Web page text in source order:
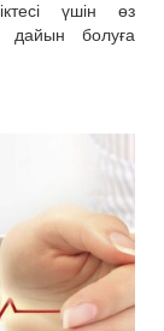
үшін өз
дайын болуға